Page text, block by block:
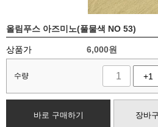
올림푸스 아즈미노(풀물색 NO 53)
상품가 6,000원
수량 +1
바로 구매하기 장바